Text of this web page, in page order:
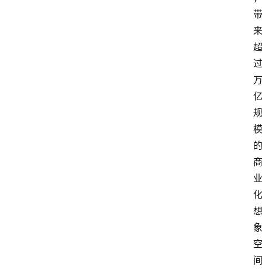
带
来
超
过
万
亿
规
模
的
商
业
化
想
象
空
间